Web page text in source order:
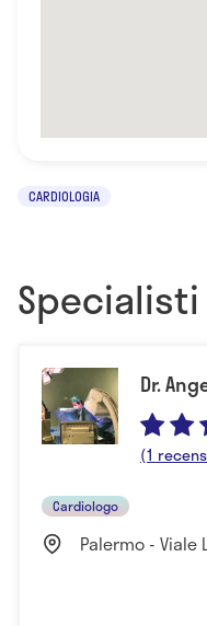
CARDIOLOGIA
Specialisti
Dr.
(1
Cardiologo
Palermo - Viale